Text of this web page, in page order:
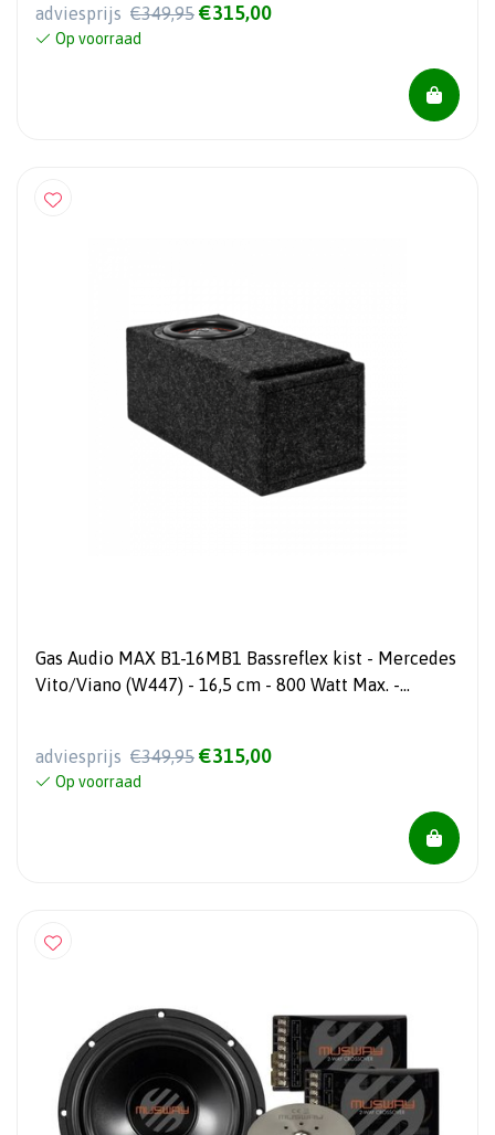
adviesprijs €349,95 €315,00
Op voorraad
Gas Audio MAX B1-16MB1 Bassreflex kist - Mercedes
Vito/Viano (W447) - 16,5 cm - 800 Watt Max. -
adviesprijs €349,95 €315,00
Op voorraad